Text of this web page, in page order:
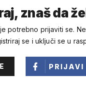
znaš da
potrebno prijaviti se.
se i uključi se u
PRIJAVI